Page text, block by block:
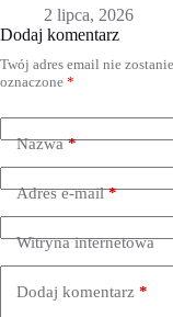
2 lipca, 2026
Dodaj komentarz
Twój adres email nie
oznaczone *
Nazwa*
Adres e-mail*
Witryna internetowa
Dodaj komentarz *